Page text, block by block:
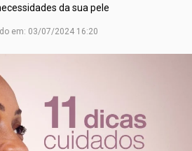
da sua pele
em: 03/07/2024 16:20